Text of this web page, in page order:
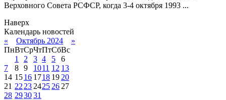
Верховного Совета РСФСР, когда 3-4 октября 1993 ...
Наверх
Календарь новостей
«
Октябрь 2024
»
ПнВтСрЧтПтСбВс
1
2 3 4 5
6
7
8 9 1011 12 13
14 1516 1718 19 20
21 22 23 2425 26 27
28 293031